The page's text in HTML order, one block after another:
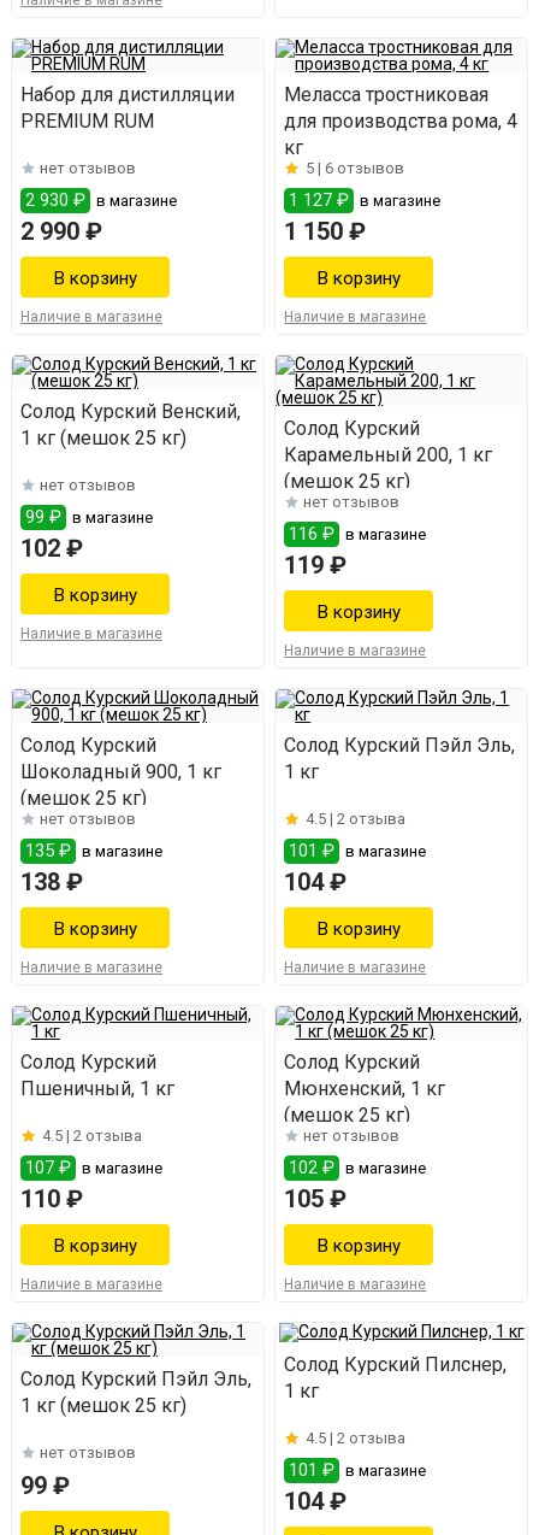
Набор для дистилляции
PREMIUM RUM
нет отзывов
2 930 ₽ в магазине
2 990 ₽
Наличие в магазине
Меласса тростниковая
для производства рома, 4
кг
5 |6 отзывов
1 127 ₽ в магазине
1 150 ₽
Наличие в магазине
Солод Курский Венский,
1 кг (мешок 25 кг)
нет отзывов
99 ₽ в магазине
102 ₽
Наличие в магазине
Солод Курский
Карамельный 200, 1 кг
(мешок 25 кг)
нет отзывов
116 ₽ в магазине
119 ₽
Наличие в магазине
Солод Курский
Шоколадный 900, 1 кг
(мешок 25 кг)
нет отзывов
135 ₽ в магазине
138 ₽
Наличие в магазине
Солод Курский Пэйл Эль,
1 кг
4.5 |2 отзыва
101 ₽ в магазине
104 ₽
Наличие в магазине
Солод Курский
Пшеничный, 1 кг
4.5 | 2 отзыва
107 ₽ в магазине
110 ₽
Наличие в магазине
Солод Курский
Мюнхенский, 1 кг
(мешок 25 кг)
нет отзывов
102 ₽ в магазине
105 ₽
Наличие в магазине
Солод Курский Пэйл Эль,
1 кг (мешок 25 кг)
нет отзывов
99 ₽
Солод Курский Пилснер,
1 кг
4.5 |2 отзыва
101 ₽ в магазине
104 ₽